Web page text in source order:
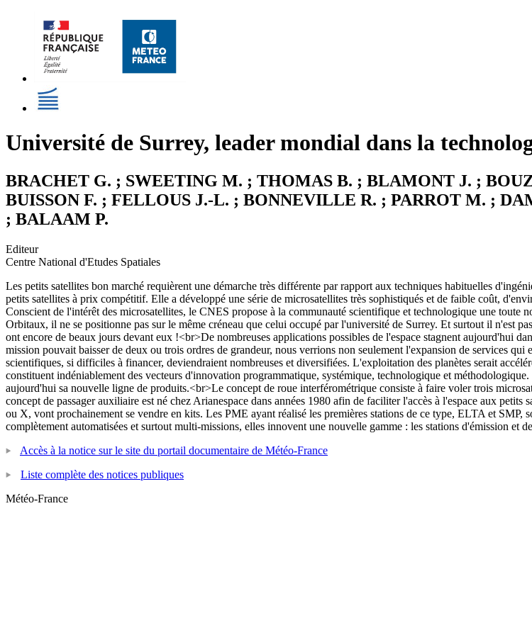
Université de Surrey, leader mondial dans la
BRACHET G. ; SWEETING M. ; THOMAS B. ; BLAMONT J. ;
BUISSON F. ; FELLOUS J.-L. ; BONNEVILLE R. ; PARROT M. ;
; BALAAM P.
Editeur
Centre National d'Etudes Spatiales
Les petits satellites bon marché requièrent une démarche très différente par rapport aux techniques habituelles
petits satellites à prix compétitif. Elle a développé une série de microsatellites très sophistiqués et de faible coût,
Conscient de l'intérêt des microsatellites, le CNES propose à la communauté scientifique et technologique une
Orbitaux, il ne se positionne pas sur le même créneau que celui occupé par l'université de Surrey. Et surtout il n'est
ont encore de beaux jours devant eux !<br>De nombreuses applications possibles de l'espace stagnent aujourd'hui
mission pouvait baisser de deux ou trois ordres de grandeur, nous verrions non seulement l'expansion de services
scientifiques, si difficiles à financer, deviendraient nombreuses et diversifiées. L'exploitation des planètes serait
constituent indéniablement des vecteurs d'innovation programmatique, systémique, technologique et
aujourd'hui sa nouvelle ligne de produits.<br>Le concept de roue interférométrique consiste à faire voler trois
concept de passager auxiliaire est né chez Arianespace dans années 1980 afin de faciliter l'accès à l'espace aux
ou X, vont prochainement se vendre en kits. Les PME ayant réalisé les premières stations de ce type, ELTA et SMP,
complètement automatisées et surtout multi-missions, elles innovent une nouvelle gamme : les stations d'émission et
Accès à la notice sur le site du portail documentaire de Météo-France
Liste complète des notices publiques
Météo-France